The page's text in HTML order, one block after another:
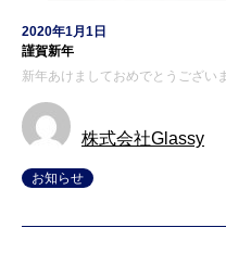
2020年1月1日
謹賀新年
新年あけましておめでとうござ
株式会社Glassy
お知らせ